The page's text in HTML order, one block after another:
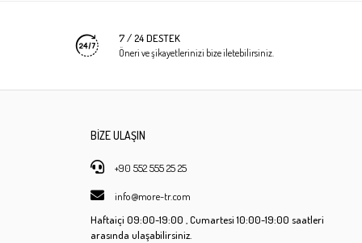
7 / 24 DESTEK
Öneri ve şikayetlerinizi bize iletebilirsiniz.
BİZE ULAŞIN
+90 552 555 25 25
info@more-tr.com
Haftaiçi 09:00-19:00 , Cumartesi10:00-19:00 saatleri
arasında ulaşabilirsiniz.